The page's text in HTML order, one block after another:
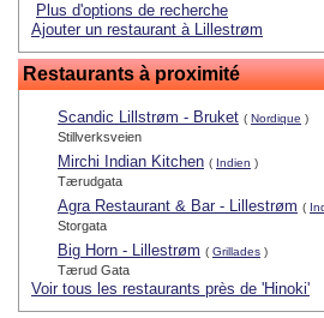
Plus d'options de recherche
Ajouter un restaurant à Lillestrøm
Restaurants à proximité
Scandic Lillstrøm - Bruket ( Nordique )
Stillverksveien
Mirchi Indian Kitchen ( Indien )
Tærudgata
Agra Restaurant & Bar - Lillestrøm (
Storgata
Big Horn - Lillestrøm ( Grillades )
Tærud Gata
Voir tous les restaurants près de 'Hinoki'